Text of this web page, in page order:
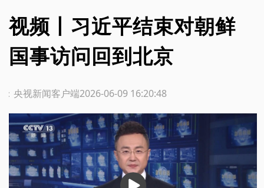
视频丨习近平结束对朝鲜
国事访问回到北京
2026-06-09 16:20:48
：央视新闻客户端
播
放